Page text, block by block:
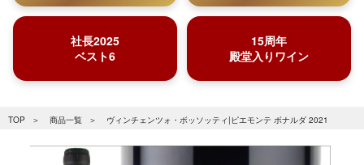
社長2025
ベスト6
15周年
殿堂入りワイン
TOP 商品一覧 ヴィンチェンツォ・ボッソッティ|ピエモンテ ボナルダ 2021